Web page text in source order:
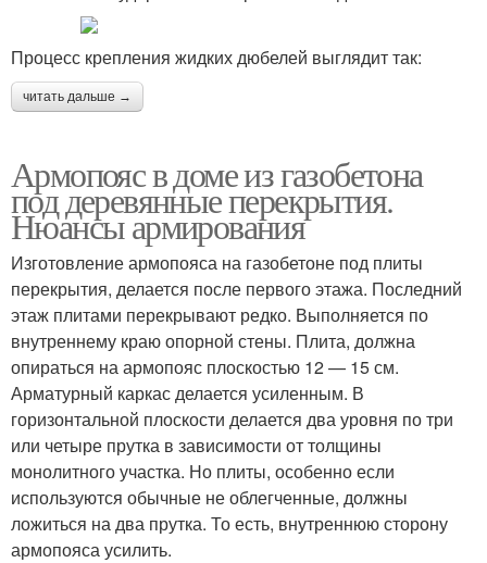
Процесс крепления жидких дюбелей выглядит так:
читать дальше →
Армопояс в доме из газобетона
под деревянные перекрытия.
Нюансы армирования
Изготовление армопояса на газобетоне под плиты
перекрытия, делается после первого этажа. Последний
этаж плитами перекрывают редко. Выполняется по
внутреннему краю опорной стены. Плита, должна
опираться на армопояс плоскостью 12 — 15 см.
Арматурный каркас делается усиленным. В
горизонтальной плоскости делается два уровня по три
или четыре прутка в зависимости от толщины
монолитного участка. Но плиты, особенно если
используются обычные не облегченные, должны
ложиться на два прутка. То есть, внутреннюю сторону
армопояса усилить.